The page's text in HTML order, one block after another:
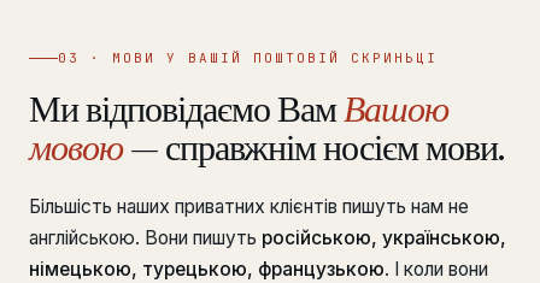
03 · МОВИ У ВАШІЙ ПОШТОВІЙ СКРИНЬЦІ
Ми відповідаємо ВамВашою
мовою— справжнім носієм мови.
Більшість наших приватних клієнтів пишуть нам не
англійською. Вони пишуть російською, українською,
німецькою, турецькою, французькою. І коли вони